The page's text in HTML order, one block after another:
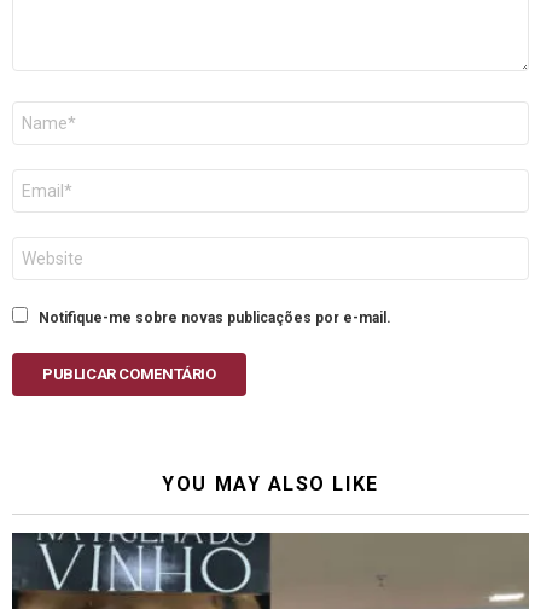
mail
Notifique-me sobre novas publicações por e-mail.
PUBLICAR COMENTÁRIO
YOU MAY ALSO LIKE